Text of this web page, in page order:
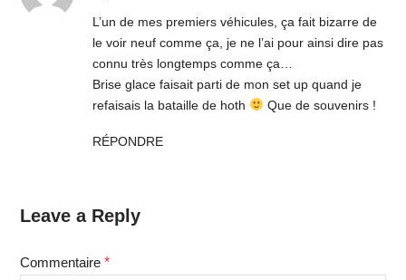
L’un de mes premiers véhicules, ça fait bizarre de
le voir neuf comme ça, je ne l’ai pour ainsi dire pas
connu très longtemps comme ça…
Brise glace faisait parti de mon set up quand je
refaisais la bataille de hoth
Que de souvenirs !
RÉPONDRE
Leave a Reply
Commentaire *